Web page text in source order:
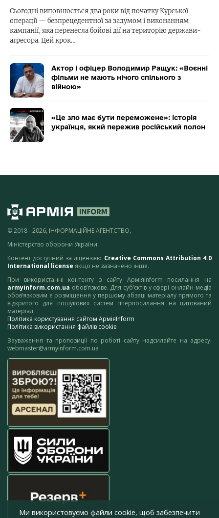
Сьогодні виповнюється два роки від початку Курської
операції — безпрецедентної за задумом і виконанням
кампанії, яка перенесла бойові дії на територію держави-
агресора. Цей крок…
Актор і офіцер Володимир Ращук: «Воєнні
фільми не мають нічого спільного з
війною»
«Це зло має бути переможене»: історія
українця, який пережив російський полон
© 2018 - 2026, ІНФОРМАЦІЙНЕ АГЕНТСТВО,
Міністерство оборони України
Контент доступний за ліцензією Creative Commons Attribution 4.0
International license якщо не зазначено інше.
При використанні контенту з сайту АрміяInform посилання на
armyinform.com.ua обов’язкове. Для суб’єктів у сфері онлайн-медіа
обов’язковим є розміщення у першому абзаці матеріалу прямого та
відкритого для пошукових систем гіперпосилання на цитований
матеріал.
Політика користування сайтом АрміяInform
Політика використання файлів cookie
Зауваження та пропозиції по роботі сайту надсилайте на адресу:
webmaster@armyinform.com.ua
Ми використовуємо файли cookie, щоб забезпечити